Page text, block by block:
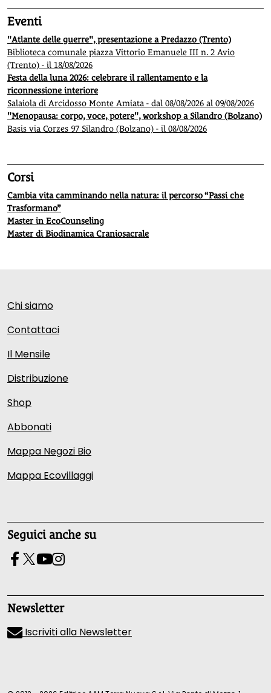
Eventi
"Atlante delle guerre", presentazione a Predazzo (Trento)
Biblioteca comunale piazza Vittorio Emanuele III n. 2 Avio
(Trento) - il 18/08/2026
Festa della luna 2026: celebrare il rallentamento e la
riconnessione interiore
Salaiola di Arcidosso Monte Amiata - dal 08/08/2026 al 09/08/2026
"Menopausa: corpo, voce, potere", workshop a Silandro (Bolzano)
Basis via Corzes 97 Silandro (Bolzano) - il 08/08/2026
Corsi
Cambia vita camminando nella natura: il percorso “Passi che
Trasformano”
Master in EcoCounseling
Master di Biodinamica Craniosacrale
Chi siamo
Contattaci
Il Mensile
Distribuzione
Shop
Abbonati
Mappa Negozi Bio
Mappa Ecovillaggi
Seguici anche su
Newsletter
Iscriviti alla Newsletter